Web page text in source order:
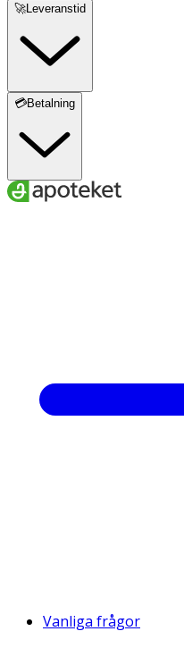
🚀Leveranstid
💳Betalning
Vanliga frågor